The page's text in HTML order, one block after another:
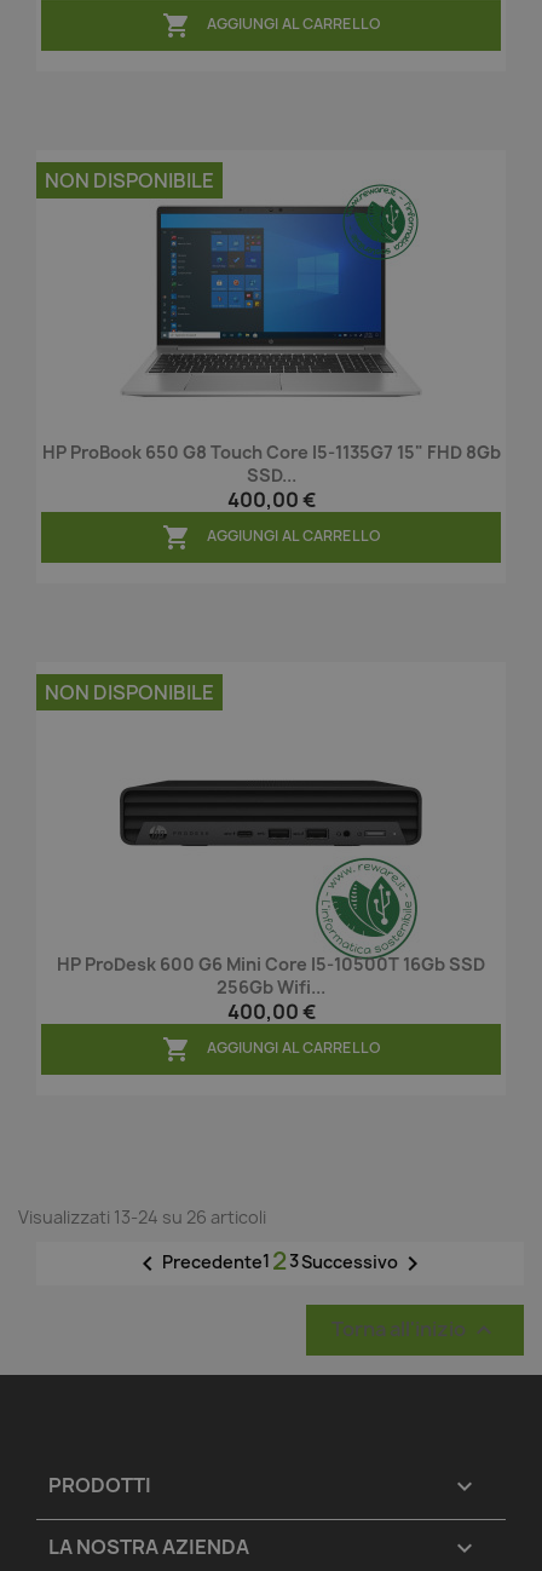
 AGGIUNGI AL CARRELLO
HP ProBook 650 G8 Touch Core I5-1135G7 15" FHD 8Gb
SSD...
400,00 €
 AGGIUNGI AL CARRELLO
NON DISPONIBILE
HP ProDesk 600 G6 Mini Core I5-10500T 16Gb SSD
256Gb Wifi...
400,00 €
 AGGIUNGI AL CARRELLO
NON DISPONIBILE
Visualizzati 13-24 su 26 articoli
 Precedente1 23Successivo 
Torna all'inizio 
PRODOTTI 
LA NOSTRA AZIENDA 